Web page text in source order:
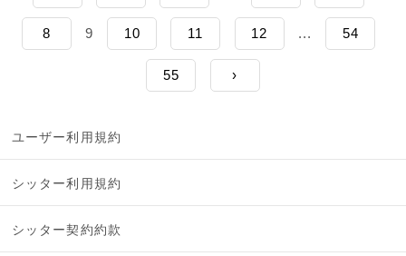
8 9 10 11 12 ... 54
55 ›
ユーザー利用規約
シッター利用規約
シッター契約約款